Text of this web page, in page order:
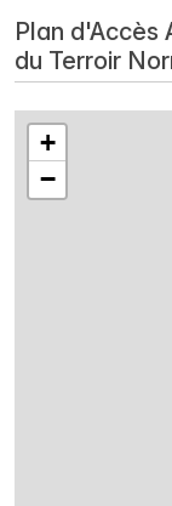
Plan d'Accès
du Terroir
+
−